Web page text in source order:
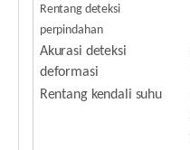
Rentang deteksi
perpindahan
Akurasi deteksi
deformasi
Rentang kendali suhu